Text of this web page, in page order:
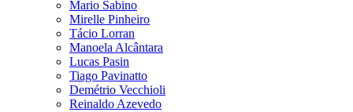
Mario Sabino
Mirelle Pinheiro
Tácio Lorran
Manoela Alcântara
Lucas Pasin
Tiago Pavinatto
Demétrio Vecchioli
Reinaldo Azevedo